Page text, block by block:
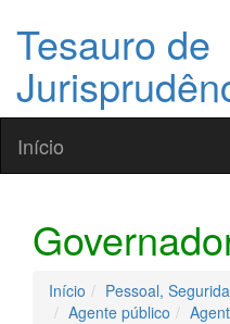
Tesauro de
Início
Início
Pessoal,
Agente público